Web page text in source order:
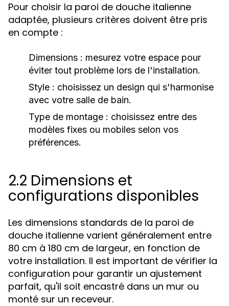
Pour choisir la paroi de douche italienne
adaptée, plusieurs critères doivent être pris
en compte :
Dimensions : mesurez votre espace pour
éviter tout problème lors de l'installation.
Style : choisissez un design qui s'harmonise
avec votre salle de bain.
Type de montage : choisissez entre des
modèles fixes ou mobiles selon vos
préférences.
2.2 Dimensions et
configurations disponibles
Les dimensions standards de la paroi de
douche italienne varient généralement entre
80 cm à 180 cm de largeur, en fonction de
votre installation. Il est important de vérifier la
configuration pour garantir un ajustement
parfait, qu'il soit encastré dans un mur ou
monté sur un receveur.